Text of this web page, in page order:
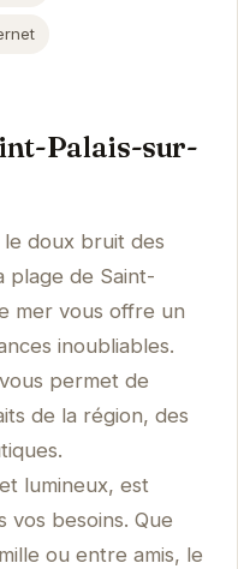
Palais-sur-
doux bruit des
plage de Saint-
mer vous offre un
inoubliables.
permet de
de la région, des
lumineux, est
besoins. Que
ou entre amis, le